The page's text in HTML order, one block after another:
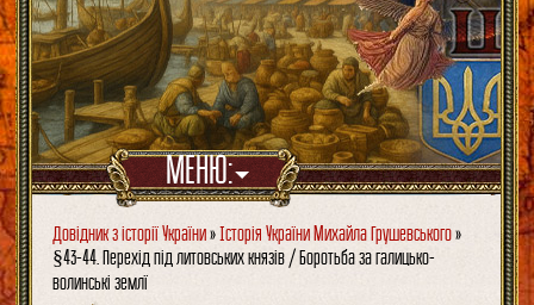
МЕНЮ:
Довідник з історії України»Історія України Михайла Грушевського»
§43-44. Перехід під литовських князів / Боротьба за галицько-
волинські землї